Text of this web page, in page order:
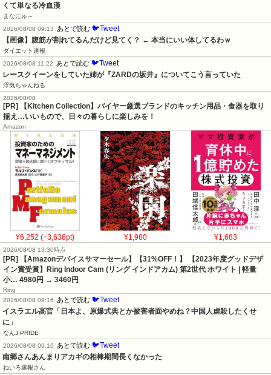
くて単なる冷血漢
まなにゅ～
2026/08/08 09:13
あとで読む 🐦Tweet
【画像】腹筋が割れてるんだけど見てく？ ← 本当にいい体してるわｗ
ダイエット速報
2026/08/08 11:22
あとで読む 🐦Tweet
レースクイーンをしていた姉が『ZARDの坂井』についてこう言っていた
浮気ちゃんねる
2026/08/08
[PR] 【Kitchen Collection】バイヤー厳選ブランドのキッチン用品・食器を取り
揃え…いいもので、日々の暮らしに楽しみを！
Amazon
¥6,252 (+3,636pt) ¥1,980 ¥1,683
2026/08/08 13:30時点
[PR] 【Amazonデバイスサマーセール】【31%OFF！】 【2023年度グッドデザ
イン賞受賞】Ring Indoor Cam (リング インドアカム) 第2世代 ホワイト | 軽量
小… 4980円 → 3460円
Ring
2026/08/08 09:16
あとで読む 🐦Tweet
イスラエル高官「日本よ、原爆式典とか被害者面やめね？中国人虐殺したくせ
に」
なんJ PRIDE
2026/08/08 09:16
あとで読む 🐦Tweet
南郷さんあんまりアカギの相棒期間長くなかった
ねいろ速報さん